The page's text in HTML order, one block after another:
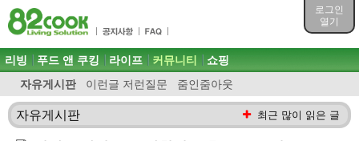
로그인
열기
목차
주메뉴 바로가기
컨텐츠 바로가기
검색 바로가기
로그인 바로가기
주메뉴
리빙 푸드 앤 쿠킹 라이프 커뮤니티
자유게시판 이런글 저런질문 줌인줌아웃
쇼핑
자유게시판 최근 많이 읽은 글